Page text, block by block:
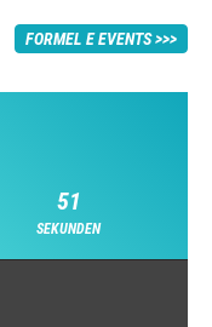
FORMEL E EVENTS
50
SEKUNDEN